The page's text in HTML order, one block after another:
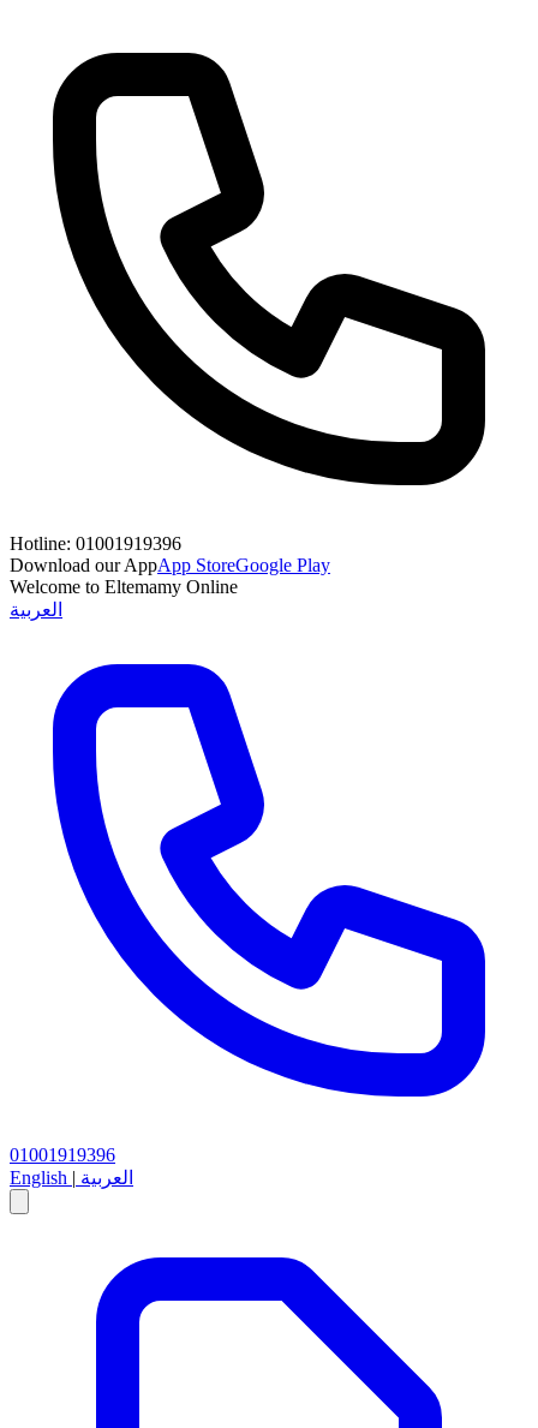
Hotline: 01001919396
Download our AppApp StoreGoogle Play
Welcome to Eltemamy Online
العربية
01001919396
English | العربية